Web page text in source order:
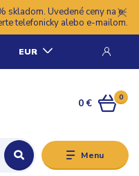
skladom. Uvedené ceny na e-
telefonicky alebo e-mailom.
Menu
EUR
0
0 €